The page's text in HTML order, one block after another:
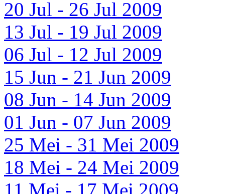
20 Jul - 26 Jul 2009
13 Jul - 19 Jul 2009
06 Jul - 12 Jul 2009
15 Jun - 21 Jun 2009
08 Jun - 14 Jun 2009
01 Jun - 07 Jun 2009
25 Mei - 31 Mei 2009
18 Mei - 24 Mei 2009
11 Mei - 17 Mei 2009